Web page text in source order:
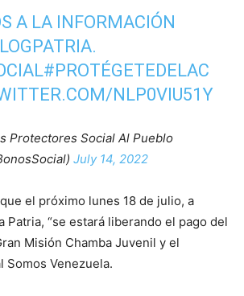
A LA INFORMACIÓN
.
#PROTÉGETEDELAC
NLP0VIU51Y
Protectores Social Al Pueblo
July 14, 2022
el próximo lunes 18 de julio, a
Patria, “se estará liberando el pago del
Misión Chamba Juvenil y el
Somos Venezuela.